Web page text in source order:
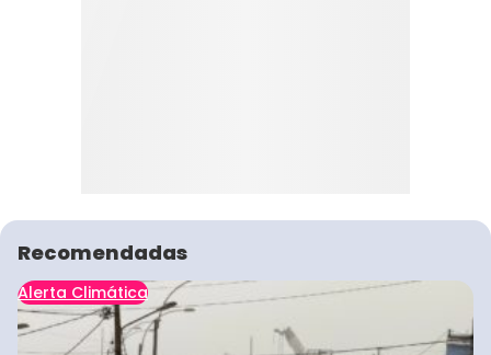
Recomendadas
Alerta Climática